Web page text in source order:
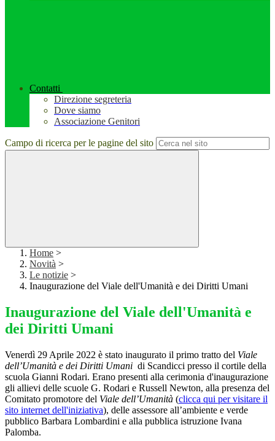
Contatti
Direzione segreteria
Dove siamo
Associazione Genitori
Campo di ricerca per le pagine del sito
Home >
Novità >
Le notizie >
Inaugurazione del Viale dell'Umanità e dei Diritti Umani
Inaugurazione del Viale dell'Umanità e
dei Diritti Umani
Venerdì 29 Aprile 2022 è stato inaugurato il primo tratto del Viale
dell’Umanità e dei Diritti Umani di Scandicci presso il cortile della
scuola Gianni Rodari. Erano presenti alla cerimonia d'inaugurazione
gli allievi delle scuole G. Rodari e Russell Newton, alla presenza del
Comitato promotore del Viale dell’Umanità (clicca qui per visitare il
sito internet dell'iniziativa), delle assessore all’ambiente e verde
pubblico Barbara Lombardini e alla pubblica istruzione Ivana
Palomba.